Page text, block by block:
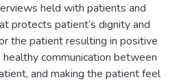
held with patients and
protects patient’s dignity and
the patient resulting in positive
communication between
and making the patient feel